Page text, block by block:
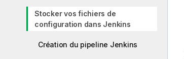
Stocker vos fichiers de
configuration dans Jenkins
Création du pipeline Jenkins